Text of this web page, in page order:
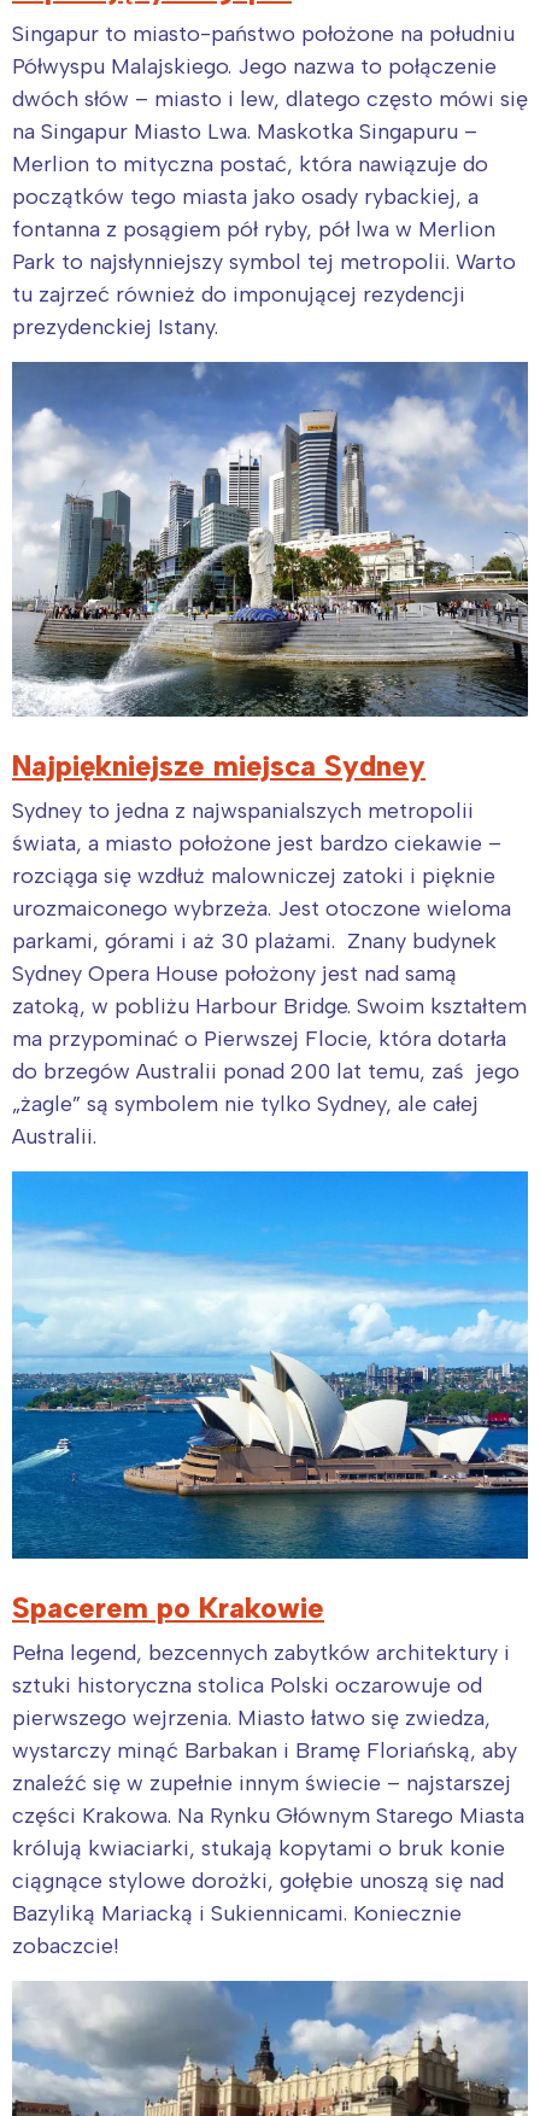
Singapur to miasto-państwo położone na południu
Półwyspu Malajskiego. Jego nazwa to połączenie
dwóch słów – miasto i lew, dlatego często mówi się
na Singapur Miasto Lwa. Maskotka Singapuru –
Merlion to mityczna postać, która nawiązuje do
początków tego miasta jako osady rybackiej, a
fontanna z posągiem pół ryby, pół lwa w Merlion
Park to najsłynniejszy symbol tej metropolii. Warto
tu zajrzeć również do imponującej rezydencji
prezydenckiej Istany.
Najpiękniejsze miejsca Sydney
Sydney to jedna z najwspanialszych metropolii
świata, a miasto położone jest bardzo ciekawie –
rozciąga się wzdłuż malowniczej zatoki i pięknie
urozmaiconego wybrzeża. Jest otoczone wieloma
parkami, górami i aż 30 plażami. Znany budynek
Sydney Opera House położony jest nad samą
zatoką, w pobliżu Harbour Bridge. Swoim kształtem
ma przypominać o Pierwszej Flocie, która dotarła
do brzegów Australii ponad 200 lat temu, zaś jego
„żagle” są symbolem nie tylko Sydney, ale całej
Australii.
Spacerem po Krakowie
Pełna legend, bezcennych zabytków architektury i
sztuki historyczna stolica Polski oczarowuje od
pierwszego wejrzenia. Miasto łatwo się zwiedza,
wystarczy minąć Barbakan i Bramę Floriańską, aby
znaleźć się w zupełnie innym świecie – najstarszej
części Krakowa. Na Rynku Głównym Starego Miasta
królują kwiaciarki, stukają kopytami o bruk konie
ciągnące stylowe dorożki, gołębie unoszą się nad
Bazyliką Mariacką i Sukiennicami. Koniecznie
zobaczcie!